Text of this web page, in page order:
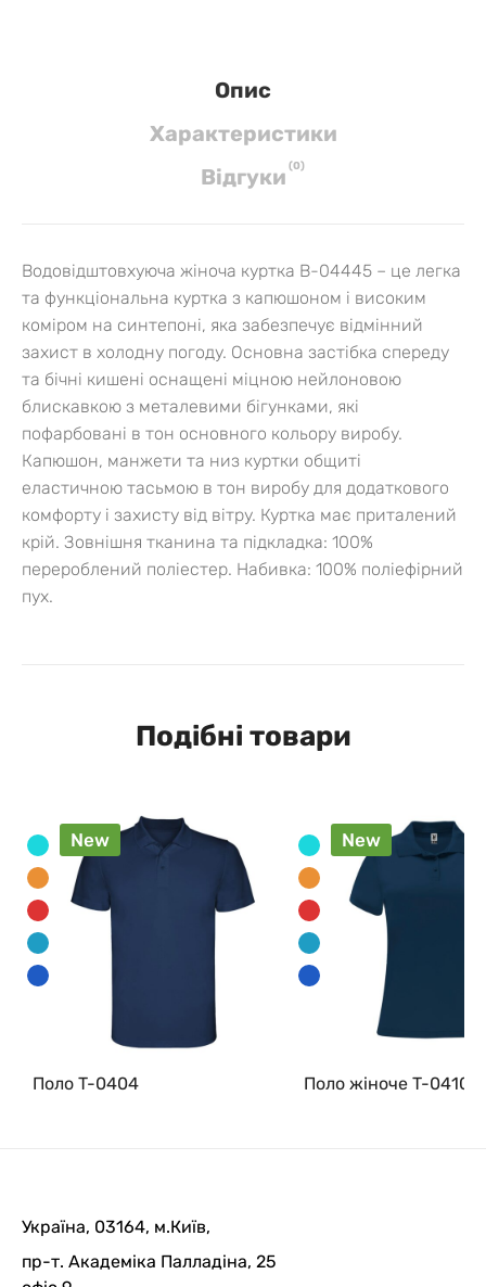
Опис
Характеристики
Вiдгуки (0)
Водовідштовхуюча жіноча куртка B-04445 – це легка
та функціональна куртка з капюшоном і високим
коміром на синтепоні, яка забезпечує відмінний
захист в холодну погоду. Основна застібка спереду
та бічні кишені оснащені міцною нейлоновою
блискавкою з металевими бігунками, які
пофарбовані в тон основного кольору виробу.
Капюшон, манжети та низ куртки общиті
еластичною тасьмою в тон виробу для додаткового
комфорту і захисту від вітру. Куртка має приталений
крій. Зовнішня тканина та підкладка: 100%
перероблений поліестер. Набивка: 100% поліефірний
пух.
Подібні товари
New
Поло T-0404
New
Поло жіноче T-0410
Україна, 03164, м.Київ,
пр-т. Академіка Палладіна, 25